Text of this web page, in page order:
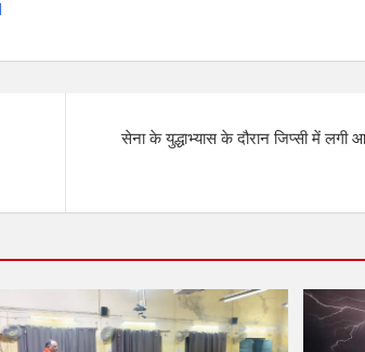
सेना के युद्धाभ्यास के दौरान जिप्सी में लगी